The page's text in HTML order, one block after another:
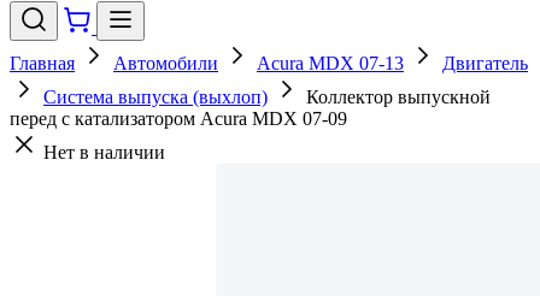
Главная Автомобили Acura MDX 07-13
Двигатель
Система выпуска (выхлоп)
Коллектор выпускной
перед с катализатором Acura MDX 07-09
Нет в наличии